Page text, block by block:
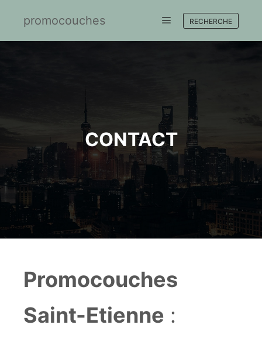
promocouches RECHERCHE
CONTACT
Promocouches
Saint-Etienne :